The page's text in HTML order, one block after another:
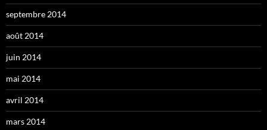
septembre 2014
août 2014
juin 2014
mai 2014
avril 2014
mars 2014